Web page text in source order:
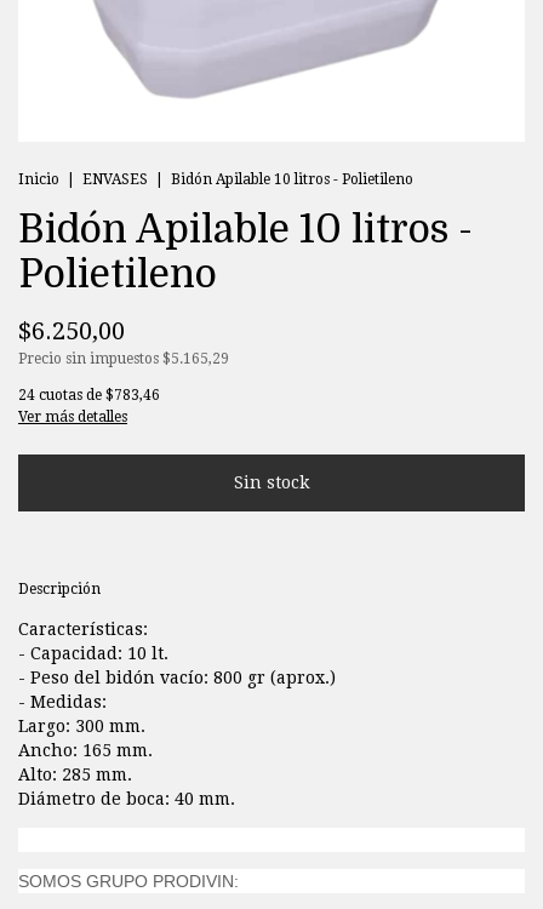
Inicio ENVASES Bidón Apilable 10 litros - Polietileno
Bidón Apilable 10 litros -
Polietileno
$6.250,00
Precio sin impuestos $5.165,29
24 cuotas de $783,46
Ver más detalles
Descripción
Características:
- Capacidad: 10 lt.
- Peso del bidón vacío: 800 gr (aprox.)
- Medidas:
Largo: 300 mm.
Ancho: 165 mm.
Alto: 285 mm.
Diámetro de boca: 40 mm.
SOMOS GRUPO PRODIVIN: